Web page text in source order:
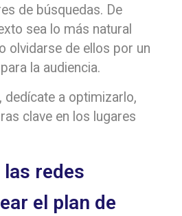
de búsquedas. De
sea lo más natural
olvidarse de ellos por un
la audiencia.
dedícate a optimizarlo,
clave en los lugares
redes
el plan de